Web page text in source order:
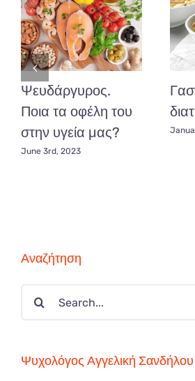
Ψευδάργυρος.
Ποια τα οφέλη του
στην υγεία μας?
June 3rd, 2023
Αναζήτηση
Search
Ψυχολόγος Αγγελική